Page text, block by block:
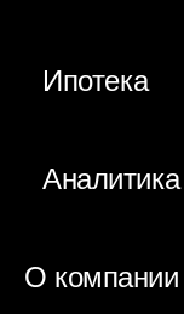
Ипотека
Аналитика
О компании